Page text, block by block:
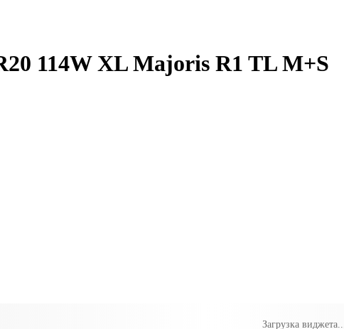
114W XL Majoris R1 TL M+S
Загрузка виджета...